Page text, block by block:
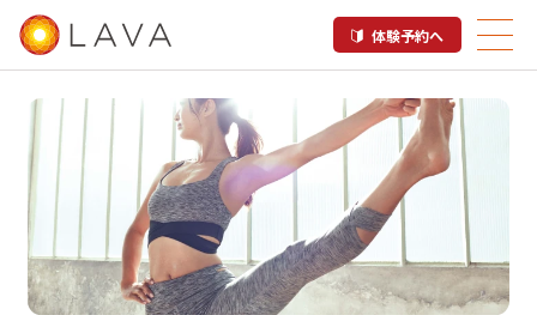
体験予約へ